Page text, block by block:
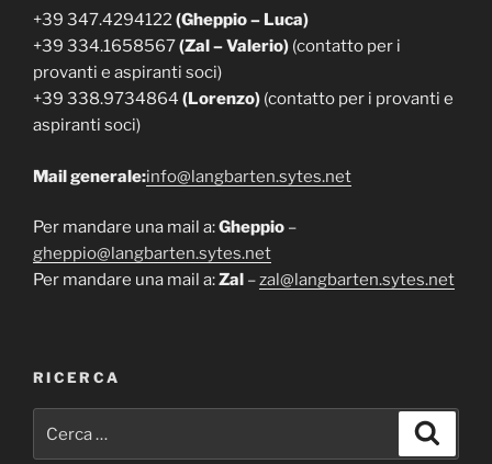
+39 347.4294122(Gheppio – Luca)
+39 334.1658567(Zal – Valerio) (contatto per i
provanti e aspiranti soci)
+39 338.9734864 (Lorenzo) (contatto per i provanti e
aspiranti soci)
Mail generale:info@langbarten.sytes.net
Per mandare una mail a:Gheppio –
gheppio@langbarten.sytes.net
Per mandare una mail a:Zal –zal@langbarten.sytes.net
RICERCA